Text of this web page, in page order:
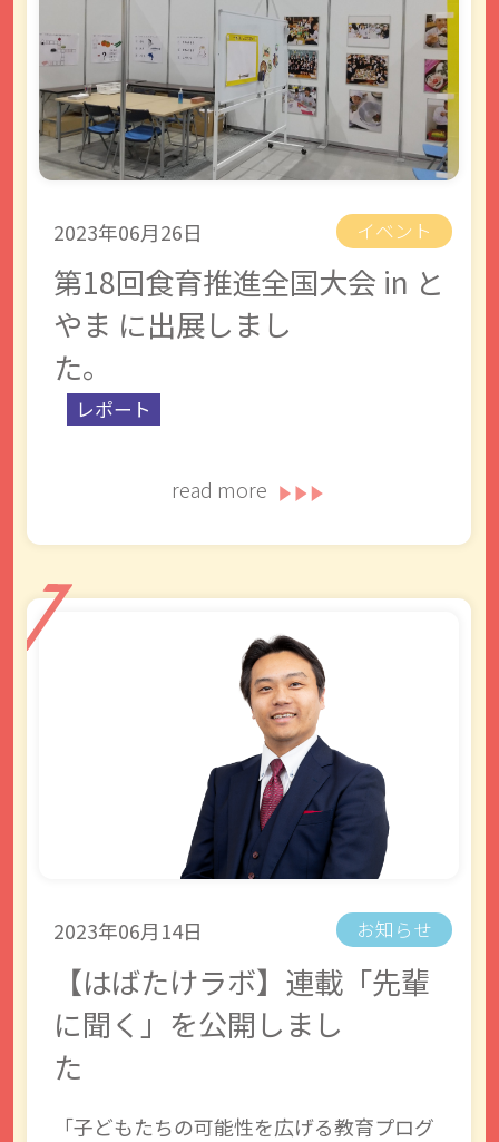
2023年06月26日 イベント
第18回食育推進全国大会 in と
やま に出展しまし
た。
レポート
read more
2023年06月14日 お知らせ
【はばたけラボ】連載「先輩
に聞く」を公開しまし
た
「子どもたちの可能性を広げる教育プログ